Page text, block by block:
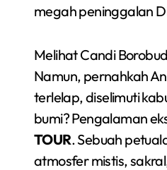
megah peninggalan
Melihat Candi
Namun, pernahkah
terlelap, diselimuti
bumi? Pengalaman
TOUR. Sebuah
atmosfer mistis,